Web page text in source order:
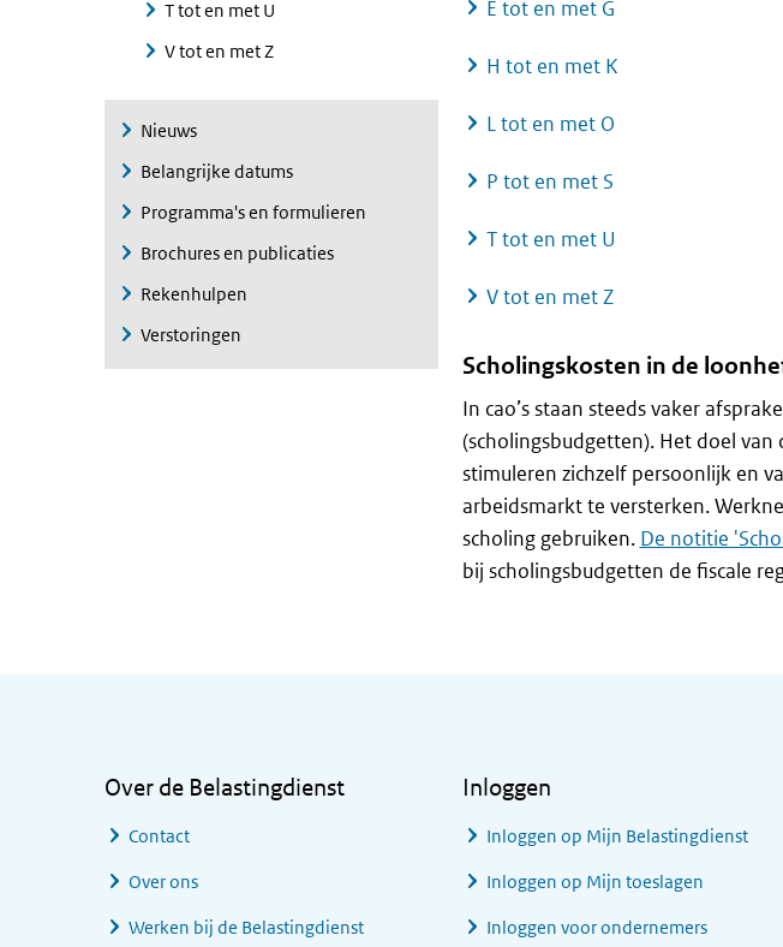
T tot en met U
V tot en met Z
Nieuws
Belangrijke datums
Programma's en formulieren
Brochures en publicaties
Rekenhulpen
Verstoringen
E tot en met G
H tot en met K
L tot en met O
P tot en met S
T tot en met U
V tot en met Z
Scholingskosten in de
In cao’s staan steeds vaker
(scholingsbudgetten). Het doel
stimuleren zichzelf persoonlijk en
arbeidsmarkt te versterken.
scholing gebruiken. De notitie
bij scholingsbudgetten de fiscale
Over de Belastingdienst
Contact
Over ons
Werken bij de Belastingdienst
Inloggen
Inloggen op Mijn Belastingdienst
Inloggen op Mijn toeslagen
Inloggen voor ondernemers